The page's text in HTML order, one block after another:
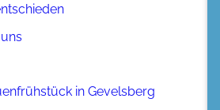
in Gevelsberg